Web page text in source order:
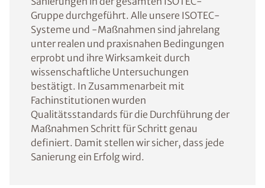
Gruppe durchgeführt. Alle unsere ISOTEC-
Systeme und -Maßnahmen sind jahrelang
unter realen und praxisnahen Bedingungen
erprobt und ihre Wirksamkeit durch
wissenschaftliche Untersuchungen
bestätigt. In Zusammenarbeit mit
Fachinstitutionen wurden
Qualitätsstandards für die Durchführung der
Maßnahmen Schritt für Schritt genau
definiert. Damit stellen wir sicher, dass jede
Sanierung ein Erfolg wird.